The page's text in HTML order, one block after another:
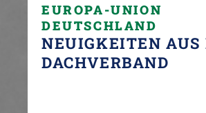
EUROPA-UNION
DEUTSCHLAND
NEUIGKEITEN AUS
DACHVERBAND